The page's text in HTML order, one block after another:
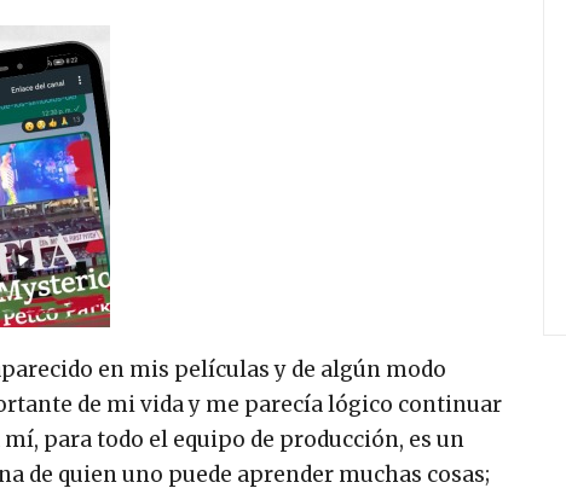
en mis películas y de algún modo
de mi vida y me parecía lógico continuar
para todo el equipo de producción, es un
de quien uno puede aprender muchas cosas;